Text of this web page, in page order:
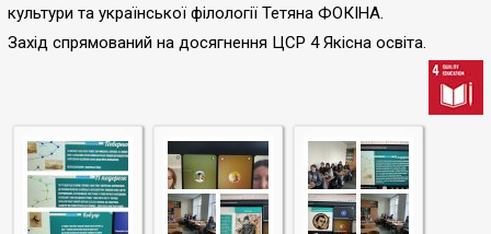
культури та української філології Тетяна ФОКІНА.
Захід спрямований на досягнення ЦСР 4 Якісна освіта.